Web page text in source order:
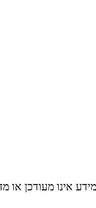
אינו מעודכן או